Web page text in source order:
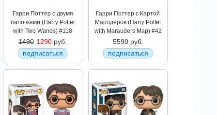
Гарри Поттер с двумя
палочками (Harry Potter
with Two Wands) #118
1490 1290 руб.
подписаться
Гарри Поттер с Картой
Мародеров (Harry Potter
with Marauders Map) #42
5590 руб.
подписаться